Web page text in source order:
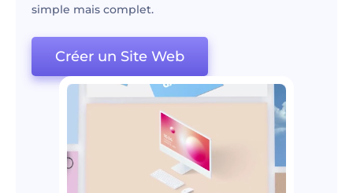
simple mais complet.
Créer un Site Web